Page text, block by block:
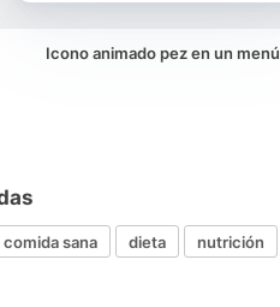
Icono animado pez en un menú
comida sana dieta nutrición